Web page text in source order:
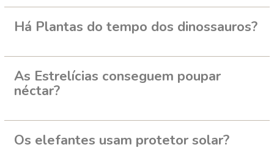
Há Plantas do tempo dos dinossauros?
As Estrelícias conseguem poupar
néctar?
Os elefantes usam protetor solar?